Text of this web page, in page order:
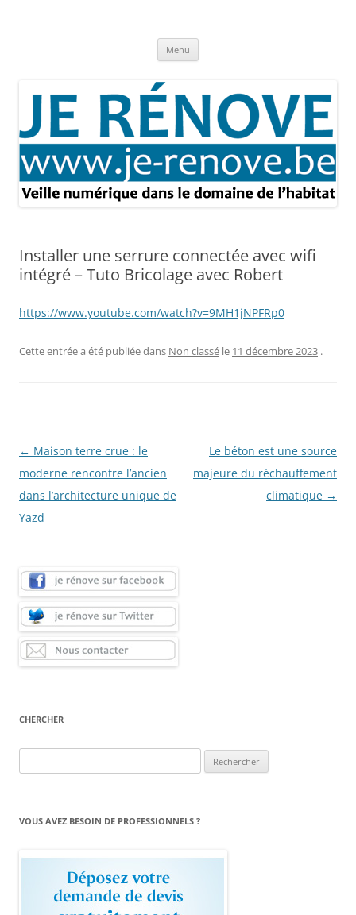
Menu
Installer une serrure connectée avec wifi
intégré – Tuto Bricolage avec Robert
https://www.youtube.com/watch?v=9MH1jNPFRp0
Cette entrée a été publiée dans Non classé le 11 décembre 2023 .
Navigation
des
articles
← Maison terre crue : le
moderne rencontre l’ancien
dans l’architecture unique de
Yazd
Le béton est une source
majeure du réchauffement
climatique →
CHERCHER
VOUS AVEZ BESOIN DE PROFESSIONNELS ?